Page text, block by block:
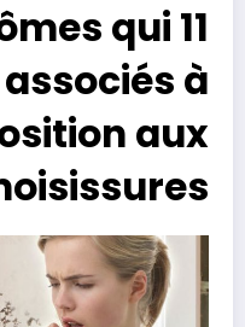
qui
à
aux